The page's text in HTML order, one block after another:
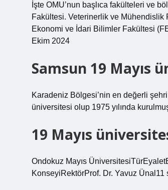
İşte OMU’nun başlıca fakülteleri ve
Fakültesi. Veterinerlik ve
Ekonomi ve İdari Bilimler Fakültesi
Ekim 2024
Samsun 19 Mayıs
Karadeniz Bölgesi’nin en değerli
üniversitesi olup 1975 yılında
19 Mayıs
Ondokuz Mayıs
KonseyiRektörProf. Dr. Yavuz Ünal11